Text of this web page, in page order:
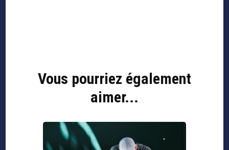
Vous pourriez également
aimer...